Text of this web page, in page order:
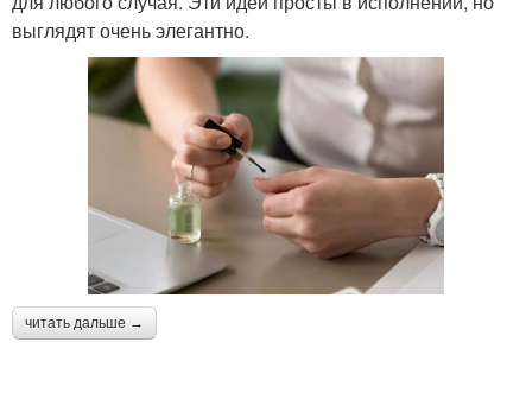
выглядят очень элегантно.
читать дальше →